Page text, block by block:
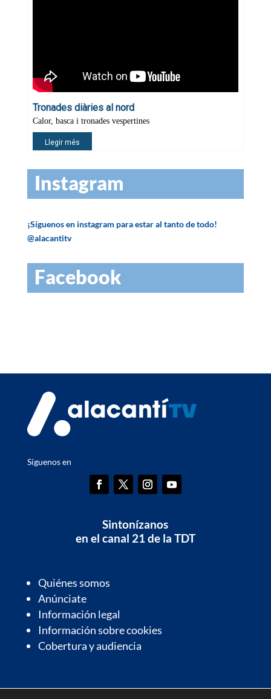
Instagram
¡Síguenos en instagram para estar al tanto de todo!
@alacantitv
Facebook
Síguenos en
Sintonízanos
en el canal 21 de la TDT
Quiénes somos
Anúnciate
Información legal
Información sobre cookies
Cobertura y audiencia
Información de interés